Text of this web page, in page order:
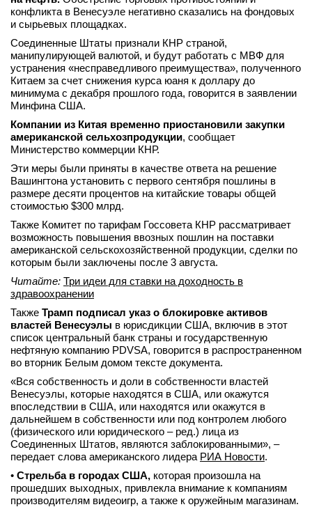
Интервью
вконтакте
телеграм
Стать автором
Вход
конфликта в Венесуэле негативно сказались на фондовых
и сырьевых площадках.
Соединенные Штаты признали КНР страной,
манипулирующей валютой, и будут работать с МВФ для
устранения «несправедливого преимущества», полученного
Китаем за счет снижения курса юаня к доллару до
минимума с декабря прошлого года, говорится в заявлении
Минфина США.
Компании из Китая временно приостановили закупки
американской сельхозпродукции, сообщает
Министерство коммерции КНР.
Эти меры были приняты в качестве ответа на решение
Вашингтона установить с первого сентября пошлины в
размере десяти процентов на китайские товары общей
стоимостью $300 млрд.
Также Комитет по тарифам Госсовета КНР рассматривает
возможность повышения ввозных пошлин на поставки
американской сельскохозяйственной продукции, сделки по
которым были заключены после 3 августа.
Читайте: Три идеи для ставки на доходность в
здравоохранении
Также Трамп подписал указ о блокировке активов
властей Венесуэлы в юрисдикции США, включив в этот
список центральный банк страны и государственную
нефтяную компанию PDVSA, говорится в распространенном
во вторник Белым домом тексте документа.
«Вся собственность и доли в собственности властей
Венесуэлы, которые находятся в США, или окажутся
впоследствии в США, или находятся или окажутся в
дальнейшем в собственности или под контролем любого
(физического или юридического – ред.) лица из
Соединенных Штатов, являются заблокированными», –
передает слова американского лидера РИА Новости.
• Стрельба в городах США, которая произошла на
прошедших выходных, привлекла внимание к компаниям
производителям видеоигр, а также к оружейным магазинам.